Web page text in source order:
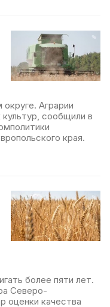
Аграрии
сообщили в
края.
более пяти лет.
Северо-
оценки качества